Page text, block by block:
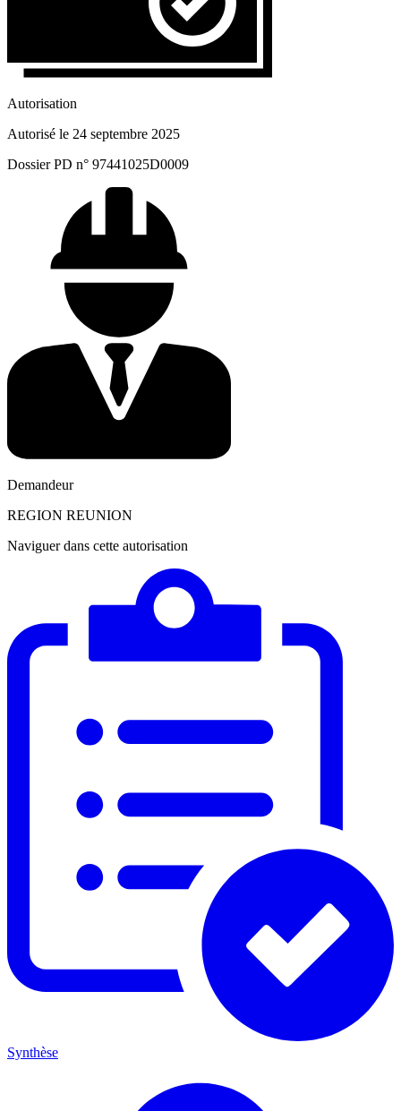
Autorisation
Autorisé le 24 septembre 2025
Dossier PD n° 97441025D0009
Demandeur
REGION REUNION
Naviguer dans cette autorisation
Synthèse